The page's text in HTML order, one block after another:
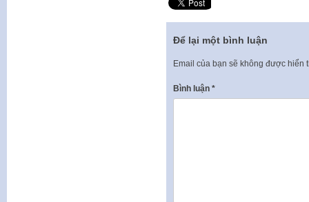
Để lại một bình luận
Email của bạn sẽ không được hiển
Bình luận *